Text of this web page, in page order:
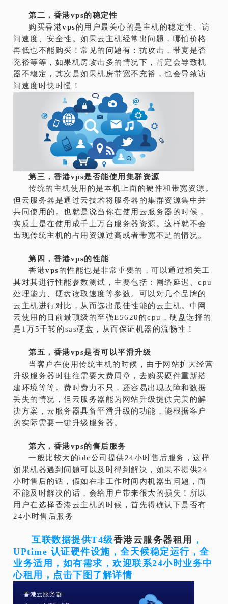
第二，香港vps的稳定性
购买香港vps的用户最关心的是主机的稳定性、访
问速度、安全性。如果云主机经常出问题，哪怕价格
再低也不能购买！常见的问题有：抗攻击，带宽是否
充裕等等，如果机房攻击多的情况下，肯定会导致机
器不稳定，其次是如果机房带宽不充裕，也会导致访
问速度时快时慢！
第三，香港vps是否能使用集群资源
传统的主机使用的是本机上面的硬件和带宽资源。
但云服务器是通过云技术将服务器的集群资源集中并
共同使用的。也就是说当你在使用云服务器的时候，
实质上是在使用成千上万台服务器资源。这样就不会
出现传统主机的占用资源过高或者带宽不足的情况。
第四，香港vps的性能
香港vps的性能也是非常重要的，可以通过相关工
具对其进行性能参数测试，主要包括：网络延迟、cpu
处理能力、硬盘读取速度等参数。可以对几个品牌的
云主机进行对比，从而选出最佳性能的云主机。中网
云使用的目前最顶级的至强E5620的cpu，硬盘选择的
是1万5千转的sas硬盘，从而保证机器的流畅性！
第五，香港vps是否可以平滑升级
当客户在使用传统主机的时候，由于网站扩大经营
升级服务器时往往需要大费周章，去购买硬件重新搭
建环境等等。费时费力不只，还容易出现故障和数据
丢失的情况，但云服务器能为网站升级提供完美的解
决方案，云服务器具备平滑升级的功能，能根据客户
的实际需要一键升级服务器。
第六，香港vps的售后服务
一般比较大的idc公司提供24小时售后服务，这样
如果机器遇到问题可以及时得到解决，如果不提供24
小时售后的话，假如在非工作时间内机器出问题，而
不能及时解决的话，会给用户带来很大的损失！所以
用户在选择香港云主机的时候，首先得确认下是否有
24小时售后服务
互联数据提供T4级香港云服务器租用
，
UPtime 认证硬件设施，全天候稳定运行，全
业务适用，如有需求，欢迎联系24小时业务中
心租用，点击下图了解详情